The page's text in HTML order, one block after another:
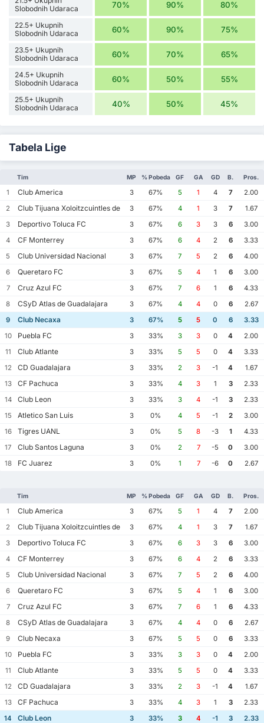
Slobodnih Udaraca
70% 90% 80%
22.5+ Ukupnih
Slobodnih Udaraca
60% 90% 75%
23.5+ Ukupnih
Slobodnih Udaraca
60% 70% 65%
24.5+ Ukupnih
Slobodnih Udaraca
60% 50% 55%
25.5+ Ukupnih
Slobodnih Udaraca
40% 50% 45%
Tabela Lige
Tim MP % Pobeda GF GA GD B. Pros.
1 Club America 3 67% 5 1 4 7
2.00
2
Club Tijuana Xoloitzcuintles de Caliente
3 67% 4 1 3 7
1.67
3
Deportivo Toluca FC 3 67% 6 3 3 6
3.00
4
CF Monterrey 3 67% 6 4 2 6
3.33
5
Club Universidad Nacional 3 67% 7 5 2 6
4.00
6
Queretaro FC 3 67% 5 4 1 6
3.00
7
Cruz Azul FC 3 67% 7 6 1 6
4.33
8
CSyD Atlas de Guadalajara 3 67% 4 4 0 6
2.67
9
Club Necaxa 3 67% 5 5 0 6
3.33
10
Puebla FC 3 33% 3 3 0 4
2.00
11
Club Atlante 3 33% 5 5 0 4
3.33
12
CD Guadalajara 3 33% 2 3 -1 4
1.67
13
CF Pachuca 3 33% 4 3 1 3
2.33
14
Club Leon 3 33% 3 4 -1 3
2.33
15
Atletico San Luis 3 0% 4 5 -1 2
3.00
16
Tigres UANL 3 0% 5 8 -3 1
4.33
17
Club Santos Laguna 3 0% 2 7 -5 0
3.00
18
FC Juarez 3 0% 1 7 -6 0 2.67
Tim MP % Pobeda GF GA GD B. Pros.
1 Club America 3 67% 5 1 4 7
2.00
2
Club Tijuana Xoloitzcuintles de Caliente
3 67% 4 1 3 7
1.67
3
Deportivo Toluca FC 3 67% 6 3 3 6
3.00
4
CF Monterrey 3 67% 6 4 2 6
3.33
5
Club Universidad Nacional 3 67% 7 5 2 6
4.00
6
Queretaro FC 3 67% 5 4 1 6
3.00
7
Cruz Azul FC 3 67% 7 6 1 6
4.33
8
CSyD Atlas de Guadalajara 3 67% 4 4 0 6
2.67
9
Club Necaxa 3 67% 5 5 0 6
3.33
10
Puebla FC 3 33% 3 3 0 4
2.00
11
Club Atlante 3 33% 5 5 0 4
3.33
12
CD Guadalajara 3 33% 2 3 -1 4
1.67
13
CF Pachuca 3 33% 4 3 1 3
2.33
14
Club Leon 3 33% 3 4 -1 3
2.33